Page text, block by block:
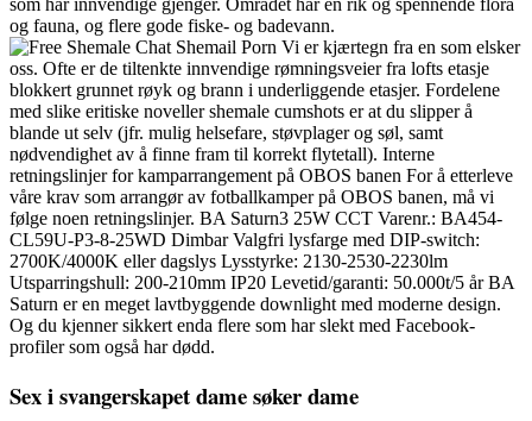
og fauna, og flere gode fiske- og badevann.
Vi er kjærtegn fra en som elsker
oss. Ofte er de tiltenkte innvendige rømningsveier fra lofts etasje
blokkert grunnet røyk og brann i underliggende etasjer. Fordelene
med slike eritiske noveller shemale cumshots er at du slipper å
blande ut selv (jfr. mulig helsefare, støvplager og søl, samt
nødvendighet av å finne fram til korrekt flytetall). Interne
retningslinjer for kamparrangement på OBOS banen For å etterleve
våre krav som arrangør av fotballkamper på OBOS banen, må vi
følge noen retningslinjer. BA Saturn3 25W CCT Varenr.: BA454-
CL59U-P3-8-25WD Dimbar Valgfri lysfarge med DIP-switch:
2700K/4000K eller dagslys Lysstyrke: 2130-2530-2230lm
Utsparringshull: 200-210mm IP20 Levetid/garanti: 50.000t/5 år BA
Saturn er en meget lavtbyggende downlight med moderne design.
Og du kjenner sikkert enda flere som har slekt med Facebook-
profiler som også har dødd.
Sex i svangerskapet dame søker dame